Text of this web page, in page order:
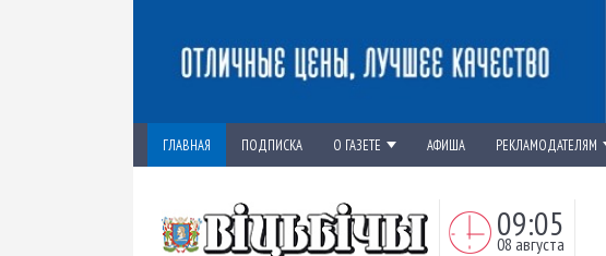
ГЛАВНАЯ ПОДПИСКА О ГАЗЕТЕ АФИША РЕКЛАМОДАТЕЛЯМ
09:05
08 августа